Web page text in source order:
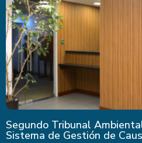
Segundo Tribunal
Sistema de Gestión de